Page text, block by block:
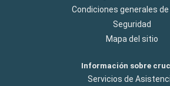
Condiciones generales
Seguridad
Mapa del sitio
Información sobre
Servicios de